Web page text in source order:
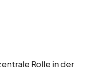
Rolle in der